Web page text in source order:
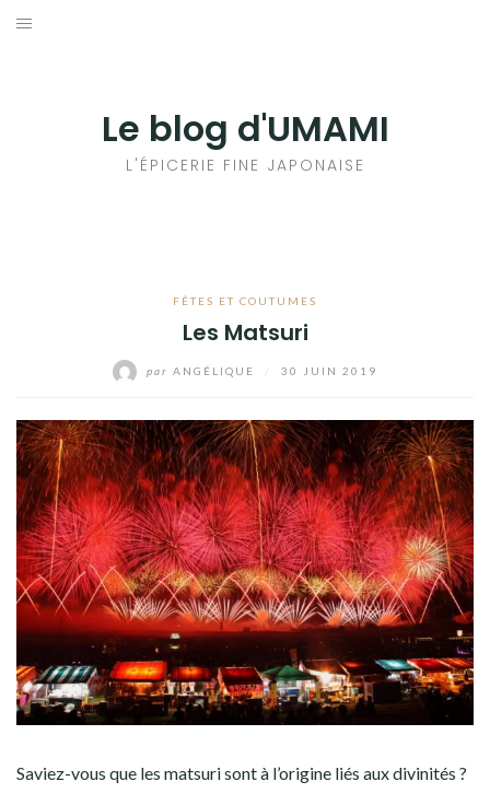
Aller
Le blog d'UMAMI
L'ÉPICERIE FINE JAPONAISE
FÊTES ET COUTUMES
Les Matsuri
par ANGÉLIQUE 30 JUIN 2019
Saviez-vous que les matsuri sont à l’origine liés aux divinités ?